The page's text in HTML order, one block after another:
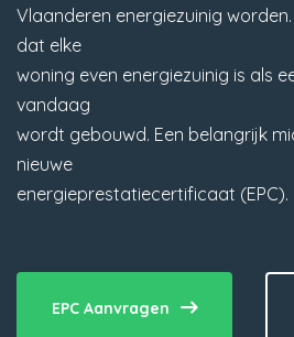
Vlaanderen energiezuinig
dat elke
woning even energiezuinig is als
vandaag
wordt gebouwd. Een belangrijk
nieuwe
energieprestatiecertificaat (EPC).
EPC Aanvragen